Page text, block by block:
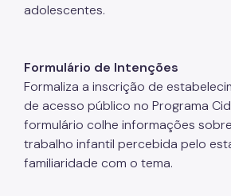
Núcleo de Atendimento ao Cidadão,
Requerimento Eletrônico de
Órgãos de Justiça
Qualifica SUAS
adolescentes.
Formulário de Intenções
Formaliza a inscrição de
de acesso público no Programa
formulário colhe informações
trabalho infantil percebida pelo
familiaridade com o tema.